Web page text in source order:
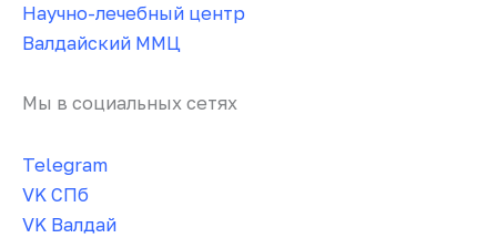
Научно-лечебный центр
Валдайский ММЦ
Мы в социальных сетях
Telegram
VK СПб
VK Валдай